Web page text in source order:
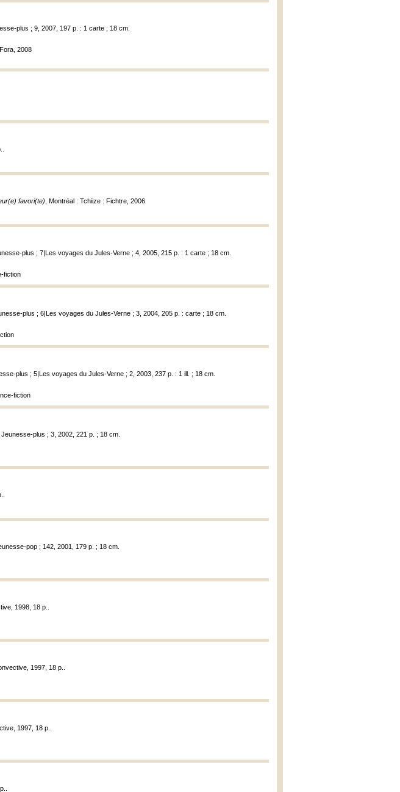
plus ; 9, 2007, 197 p. : 1 carte ; 18 cm.
2008
favori(te) , Montréal : Tchiize : Fichtre, 2006
plus ; 7|Les voyages du Jules-Verne ; 4, 2005, 215 p. : 1 carte ; 18 cm.
fiction
plus ; 6|Les voyages du Jules-Verne ; 3, 2004, 205 p. : carte ; 18 cm.
plus ; 5|Les voyages du Jules-Verne ; 2, 2003, 237 p. : 1 ill. ; 18 cm.
fiction
Jeunesse-plus ; 3, 2002, 221 p. ; 18 cm.
pop ; 142, 2001, 179 p. ; 18 cm.
1998, 18 p..
1997, 18 p..
1997, 18 p..